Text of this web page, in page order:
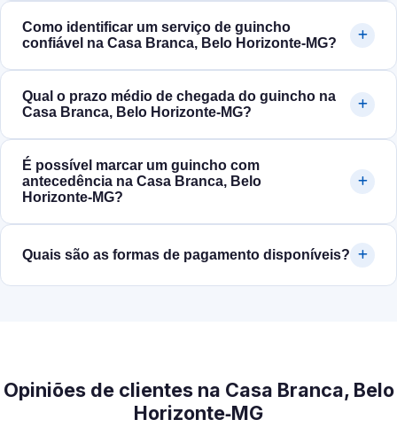
Como identificar um serviço de guincho
confiável na Casa Branca, Belo Horizonte‑MG?
Qual o prazo médio de chegada do guincho na
Casa Branca, Belo Horizonte‑MG?
É possível marcar um guincho com
antecedência na Casa Branca, Belo
Horizonte‑MG?
Quais são as formas de pagamento disponíveis?
Opiniões de clientes na Casa Branca, Belo
Horizonte‑MG